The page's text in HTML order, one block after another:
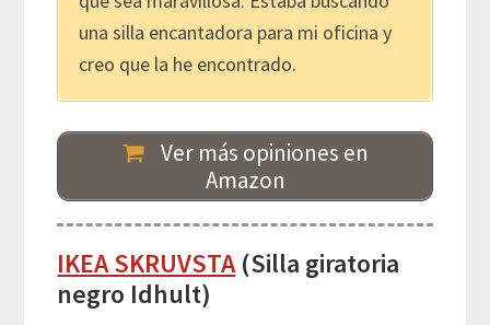
una silla encantadora para mi oficina y
creo que la he encontrado.
Ver más opiniones en
Amazon
IKEA SKRUVSTA(Silla giratoria
negro Idhult)